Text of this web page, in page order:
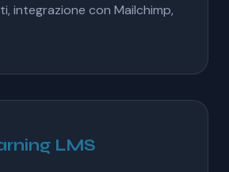
integrazione con Mailchimp,
LMS